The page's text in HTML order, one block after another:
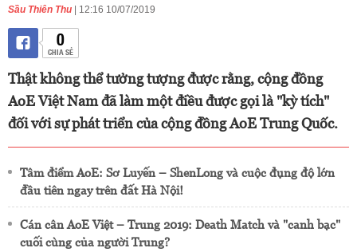
Sầu Thiên Thu | 12:16 10/07/2019
0
CHIA SẺ
Thật không thể tưởng tượng được rằng, cộng đồng
AoE Việt Nam đã làm một điều được gọi là "kỳ tích"
đối với sự phát triển của cộng đồng AoE Trung Quốc.
Tâm điểm AoE: Sơ Luyến – ShenLong và cuộc đụng độ lớn
đầu tiên ngay trên đất Hà Nội!
Cán cân AoE Việt – Trung 2019: Death Match và "canh bạc"
cuối cùng của người Trung?